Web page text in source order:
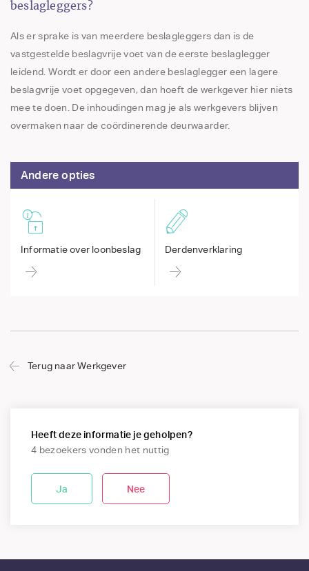
beslagleggers?
Als er sprake is van meerdere beslagleggers dan is de
vastgestelde beslagvrije voet van de eerste beslaglegger
leidend. Wordt er door een andere beslaglegger een lagere
beslagvrije voet opgegeven, dan hoeft de werkgever hier niets
mee te doen. De inhoudingen mag je als werkgevers blijven
overmaken naar de coördinerende deurwaarder.
Andere opties
Informatie over loonbeslag Derdenverklaring
Terug naar Werkgever
Heeft deze informatie je geholpen?
4 bezoekers vonden het nuttig
Ja Nee